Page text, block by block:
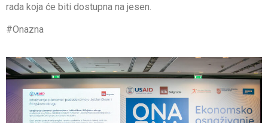
rada koja će biti dostupna na jesen.
#Onazna